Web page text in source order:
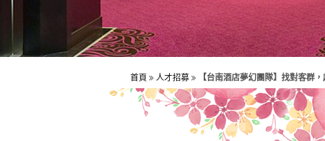
首頁 人才招募 【台南酒店夢幻團隊】找對客群